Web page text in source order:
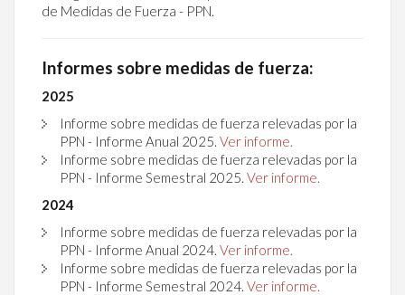
de Medidas de Fuerza - PPN.
Informes sobre medidas de fuerza:
2025
Informe sobre medidas de fuerza relevadas por la
PPN - Informe Anual 2025. Ver informe.
Informe sobre medidas de fuerza relevadas por la
PPN - Informe Semestral 2025. Ver informe.
2024
Informe sobre medidas de fuerza relevadas por la
PPN - Informe Anual 2024. Ver informe.
Informe sobre medidas de fuerza relevadas por la
PPN - Informe Semestral 2024. Ver informe.